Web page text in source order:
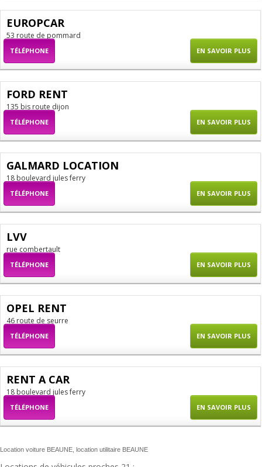
EUROPCAR
53 route de pommard
TÉLÉPHONE EN SAVOIR PLUS
FORD RENT
135 bis route dijon
TÉLÉPHONE EN SAVOIR PLUS
GALMARD LOCATION
18 boulevard jules ferry
TÉLÉPHONE EN SAVOIR PLUS
LVV
rue combertault
TÉLÉPHONE EN SAVOIR PLUS
OPEL RENT
46 route de seurre
TÉLÉPHONE EN SAVOIR PLUS
RENT A CAR
18 boulevard jules ferry
TÉLÉPHONE EN SAVOIR PLUS
Location voiture BEAUNE, location utilitaire BEAUNE